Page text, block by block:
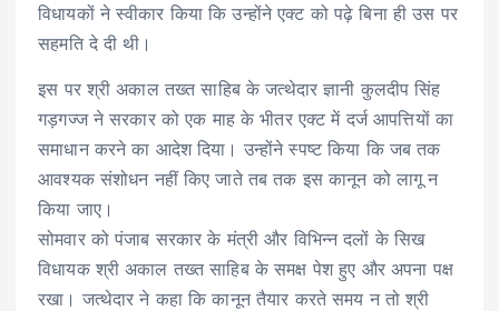
विधायकों ने स्वीकार किया कि उन्होंने एक्ट को पढ़े बिना ही उस पर
सहमति दे दी थी।
इस पर श्री अकाल तख्त साहिब के जत्थेदार ज्ञानी कुलदीप सिंह
गड़गज्ज ने सरकार को एक माह के भीतर एक्ट में दर्ज आपत्तियों का
समाधान करने का आदेश दिया। उन्होंने स्पष्ट किया कि जब तक
आवश्यक संशोधन नहीं किए जाते तब तक इस कानून को लागू न
किया जाए।
सोमवार को पंजाब सरकार के मंत्री और विभिन्न दलों के सिख
विधायक श्री अकाल तख्त साहिब के समक्ष पेश हुए और अपना पक्ष
रखा। जत्थेदार ने कहा कि कानून तैयार करते समय न तो श्री